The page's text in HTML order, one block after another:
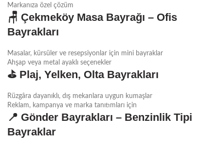
Markanıza özel çözüm
🪑 Çekmeköy Masa Bayrağı – Ofis
Bayrakları
Masalar, kürsüler ve resepsiyonlar için mini bayraklar
Ahşap veya metal ayaklı seçenekler
⛳ Plaj, Yelken, Olta Bayrakları
Rüzgâra dayanıklı, dış mekanlara uygun kumaşlar
Reklam, kampanya ve marka tanıtımları için
📍 Gönder Bayrakları – Benzinlik Tipi
Bayraklar